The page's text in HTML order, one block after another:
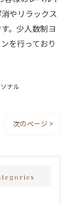
やリラックス
。少人数制ヨ
を行っており
ナル
次のページ >